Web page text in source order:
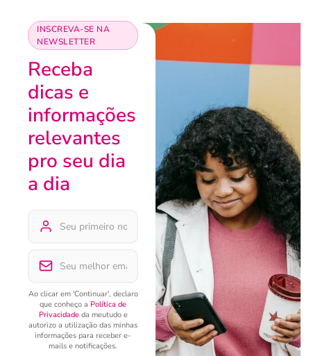
INSCREVA-SE NA
NEWSLETTER
Receba
dicas e
informações
relevantes
pro seu dia
a dia
Ao clicar em 'Continuar', declaro
que conheço a Política de
Privacidadeda meutudo e
autorizo a utilização das minhas
informações para receber e-
mails e notificações.